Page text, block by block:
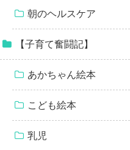
朝のヘルスケア
【子育て奮闘記】
あかちゃん絵本
こども絵本
乳児